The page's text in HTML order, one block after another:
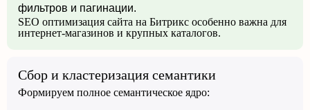
фильтров и пагинации.
SEO оптимизация сайта на Битрикс особенно важна для
интернет-магазинов и крупных каталогов.
Сбор и кластеризация семантики
Формируем полное семантическое ядро: